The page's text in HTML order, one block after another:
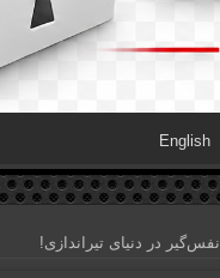
English